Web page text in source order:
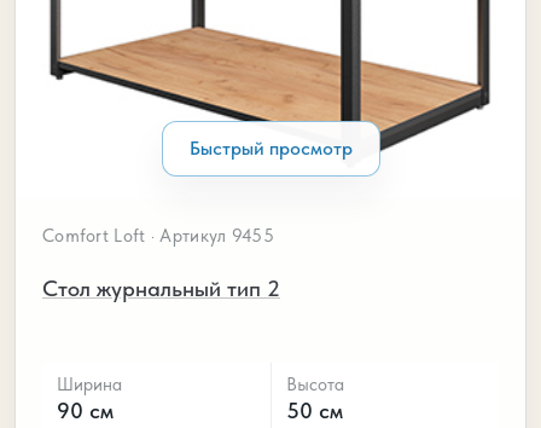
Быстрый просмотр
Comfort Loft · Артикул 9455
Стол журнальный тип 2
Ширина
90 см
Высота
50 см